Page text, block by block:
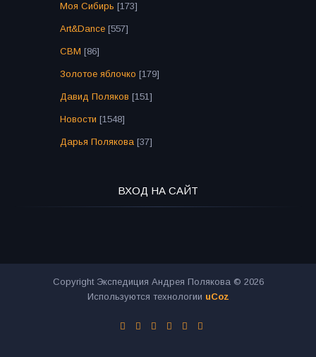
Моя Сибирь [173]
Art&Dance [557]
СВМ [86]
Золотое яблочко [179]
Давид Поляков [151]
Новости [1548]
Дарья Полякова [37]
ВХОД НА САЙТ
Copyright Экспедиция Андрея Полякова © 2026
Используются технологии uCoz